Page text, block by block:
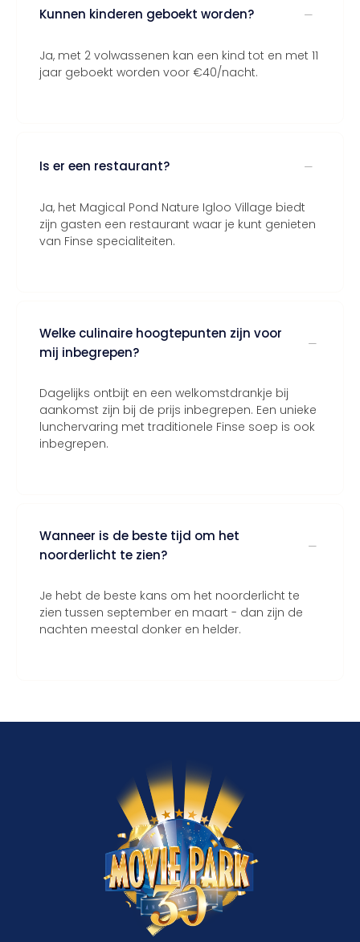
Kunnen kinderen geboekt worden?
Ja, met 2 volwassenen kan een kind tot en met 11
jaar geboekt worden voor €40/nacht.
Is er een restaurant?
Ja, het Magical Pond Nature Igloo Village biedt
zijn gasten een restaurant waar je kunt genieten
van Finse specialiteiten.
Welke culinaire hoogtepunten zijn voor
mij inbegrepen?
Dagelijks ontbijt en een welkomstdrankje bij
aankomst zijn bij de prijs inbegrepen. Een unieke
lunchervaring met traditionele Finse soep is ook
inbegrepen.
Wanneer is de beste tijd om het
noorderlicht te zien?
Je hebt de beste kans om het noorderlicht te
zien tussen september en maart - dan zijn de
nachten meestal donker en helder.